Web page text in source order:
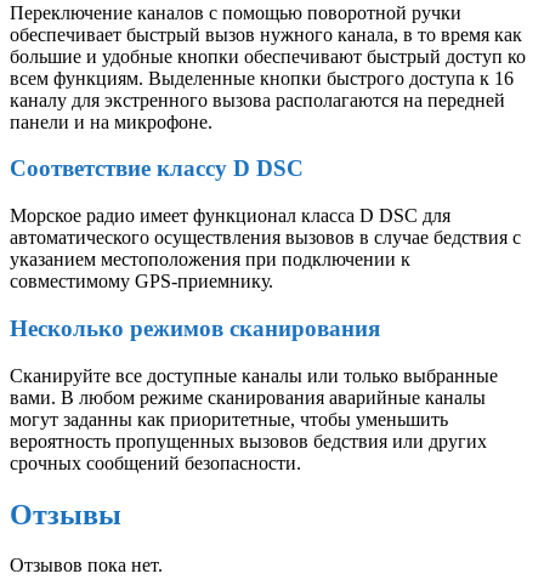
Переключение каналов с помощью поворотной ручки
обеспечивает быстрый вызов нужного канала, в то время как
большие и удобные кнопки обеспечивают быстрый доступ ко
всем функциям. Выделенные кнопки быстрого доступа к 16
каналу для экстренного вызова располагаются на передней
панели и на микрофоне.
Соответствие классу D DSC
Морское радио имеет функционал класса D DSC для
автоматического осуществления вызовов в случае бедствия с
указанием местоположения при подключении к
совместимому GPS-приемнику.
Несколько режимов сканирования
Сканируйте все доступные каналы или только выбранные
вами. В любом режиме сканирования аварийные каналы
могут заданны как приоритетные, чтобы уменьшить
вероятность пропущенных вызовов бедствия или других
срочных сообщений безопасности.
Отзывы
Отзывов пока нет.